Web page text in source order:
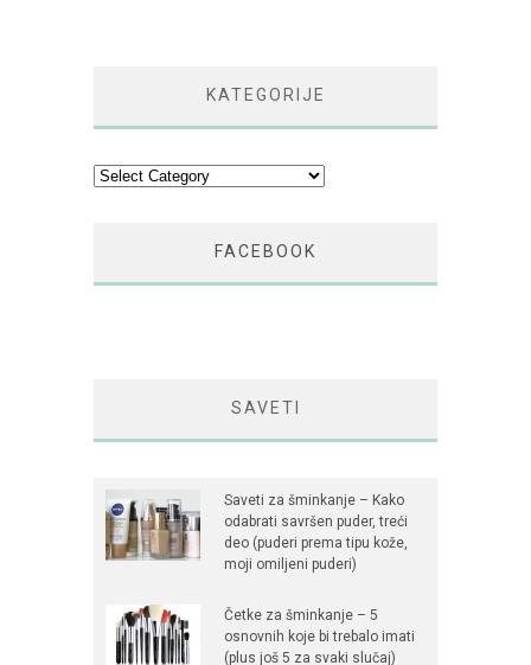
KATEGORIJE
Kategorije
FACEBOOK
SAVETI
Saveti za šminkanje – Kako
odabrati savršen puder, treći
deo (puderi prema tipu kože,
moji omiljeni puderi)
Četke za šminkanje – 5
osnovnih koje bi trebalo imati
(plus još 5 za svaki slučaj)